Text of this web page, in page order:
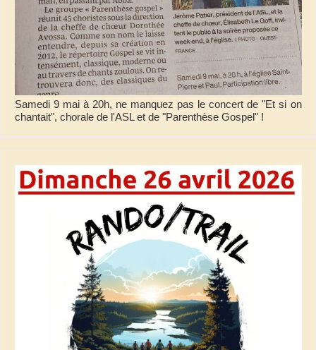
Samedi 9 mai à 20h, ne manquez pas le concert de "Et si on
chantait", chorale de l'ASL et de "Parenthèse Gospel" !